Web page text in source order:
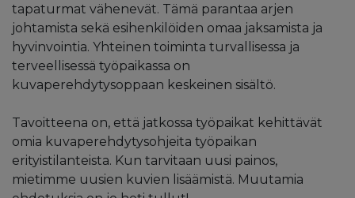
tapaturmat vähenevät. Tämä parantaa arjen
johtamista sekä esihenkilöiden omaa jaksamista ja
hyvinvointia. Yhteinen toiminta turvallisessa ja
terveellisessä työpaikassa on
kuvaperehdytysoppaan keskeinen sisältö.
Tavoitteena on, että jatkossa työpaikat kehittävät
omia kuvaperehdytysohjeita työpaikan
erityistilanteista. Kun tarvitaan uusi painos,
mietimme uusien kuvien lisäämistä. Muutamia